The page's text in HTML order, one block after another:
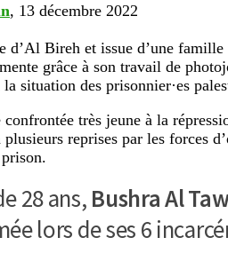
, 13 décembre 2022
d’Al Bireh et issue d’une
grâce à son travail de
la situation des prisonnier·es
très jeune à la
plusieurs reprises par les forces
28 ans, Bushra Al
lors de ses 6